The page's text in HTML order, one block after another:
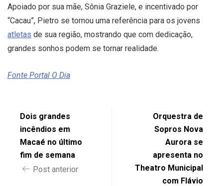
Apoiado por sua mãe, Sônia Graziele, e incentivado por
“Cacau”, Pietro se tornou uma referência para os jovens
atletas de sua região, mostrando que com dedicação,
grandes sonhos podem se tornar realidade.
Fonte Portal O Dia
Dois grandes
incêndios em
Macaé no último
fim de semana
Post anterior
Orquestra de
Sopros Nova
Aurora se
apresenta no
Theatro Municipal
com Flávio